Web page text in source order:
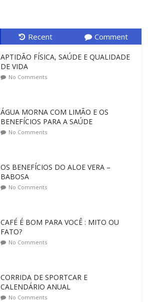
Recent Comment
APTIDÃO FÍSICA, SAÚDE E QUALIDADE
DE VIDA
No Comments
ÁGUA MORNA COM LIMÃO E OS
BENEFÍCIOS PARA A SAÚDE
No Comments
OS BENEFÍCIOS DO ALOE VERA –
BABOSA
No Comments
CAFÉ É BOM PARA VOCÊ : MITO OU
FATO?
No Comments
CORRIDA DE SPORTCAR E
CALENDÁRIO ANUAL
No Comments